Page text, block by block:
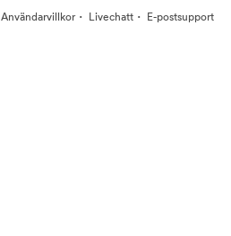
Användarvillkor· Livechatt · E-postsupport